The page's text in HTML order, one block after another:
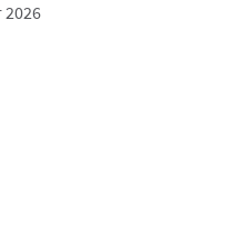
2026